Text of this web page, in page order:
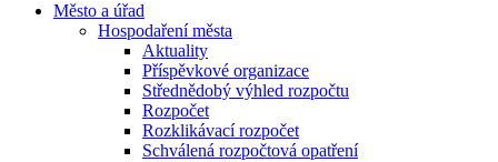
Město a úřad
Hospodaření města
Aktuality
Příspěvkové organizace
Střednědobý výhled rozpočtu
Rozpočet
Rozklikávací rozpočet
Schválená rozpočtová opatření